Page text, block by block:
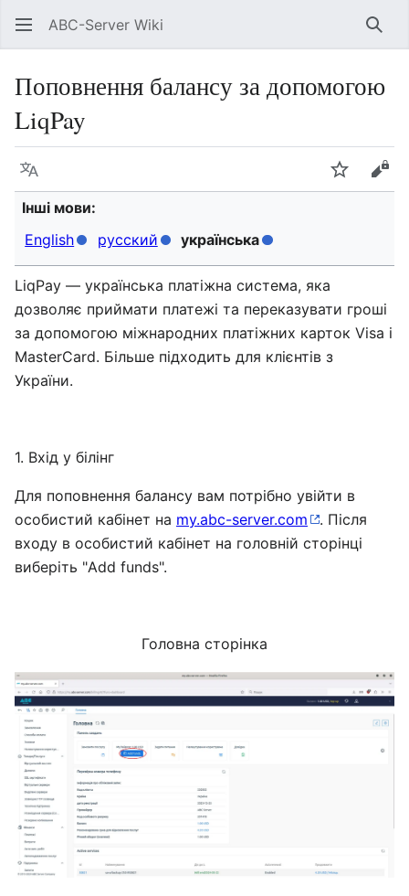
ABC-Server Wiki
Поповнення балансу за допомогою
LiqPay
Мова
Інші мови:
English
русский українська
LiqPay — українська платіжна система, яка
дозволяє приймати платежі та переказувати гроші
за допомогою міжнародних платіжних карток Visa і
MasterCard. Більше підходить для клієнтів з
України.
1. Вхід у білінг
Для поповнення балансу вам потрібно увійти в
особистий кабінет на my.abc-server.com
. Після
входу в особистий кабінет на головній сторінці
виберіть "Add funds".
Головна сторінка